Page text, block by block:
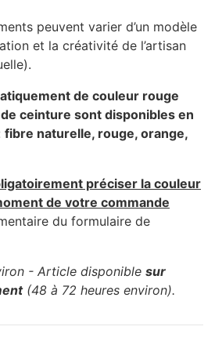
peuvent varier d’un modèle
et la créativité de l’artisan
de couleur rouge
ceinture sont disponibles en
fibre naturelle, rouge, orange,
préciser la couleur
de votre commande
du formulaire de
- Article disponible sur
(48 à 72 heures environ).